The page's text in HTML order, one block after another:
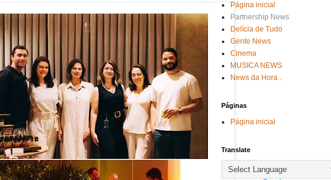
Página inicial
Partnership News
Delícia de Tudo
Gente News
Cinema
MUSICA NEWS
News da Hora .
Páginas
Página inicial
Translate